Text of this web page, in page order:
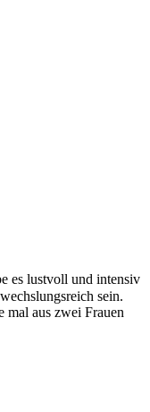
es lustvoll und intensiv
sein.
mal aus zwei Frauen